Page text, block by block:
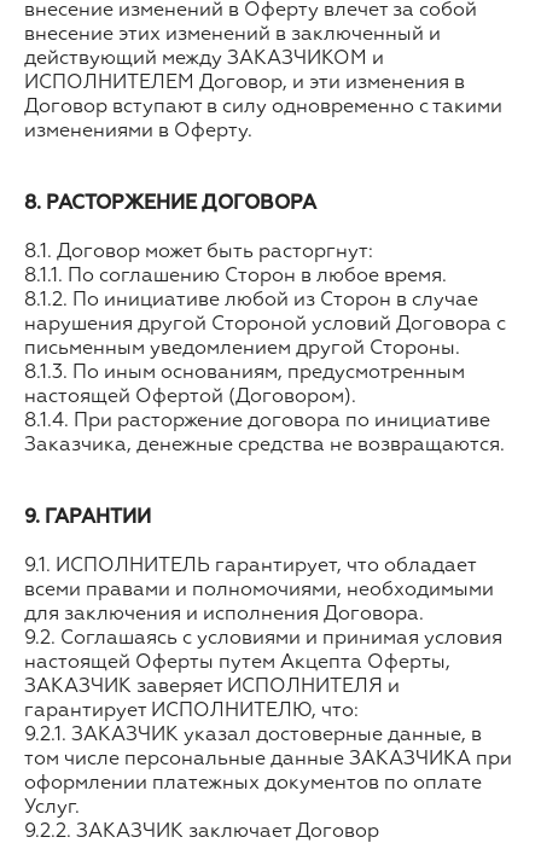
внесение изменений в Оферту влечет за собой
внесение этих изменений в заключенный и
действующий между ЗАКАЗЧИКОМ и
ИСПОЛНИТЕЛЕМ Договор, и эти изменения в
Договор вступают в силу одновременно с такими
изменениями в Оферту.
8. РАСТОРЖЕНИЕ ДОГОВОРА
8.1. Договор может быть расторгнут:
8.1.1. По соглашению Сторон в любое время.
8.1.2. По инициативе любой из Сторон в случае
нарушения другой Стороной условий Договора с
письменным уведомлением другой Стороны.
8.1.3. По иным основаниям, предусмотренным
настоящей Офертой (Договором).
8.1.4. При расторжение договора по инициативе
Заказчика, денежные средства не возвращаются.
9. ГАРАНТИИ
9.1. ИСПОЛНИТЕЛЬ гарантирует, что обладает
всеми правами и полномочиями, необходимыми
для заключения и исполнения Договора.
9.2. Соглашаясь с условиями и принимая условия
настоящей Оферты путем Акцепта Оферты,
ЗАКАЗЧИК заверяет ИСПОЛНИТЕЛЯ и
гарантирует ИСПОЛНИТЕЛЮ, что:
9.2.1. ЗАКАЗЧИК указал достоверные данные, в
том числе персональные данные ЗАКАЗЧИКА при
оформлении платежных документов по оплате
Услуг.
9.2.2. ЗАКАЗЧИК заключает Договор